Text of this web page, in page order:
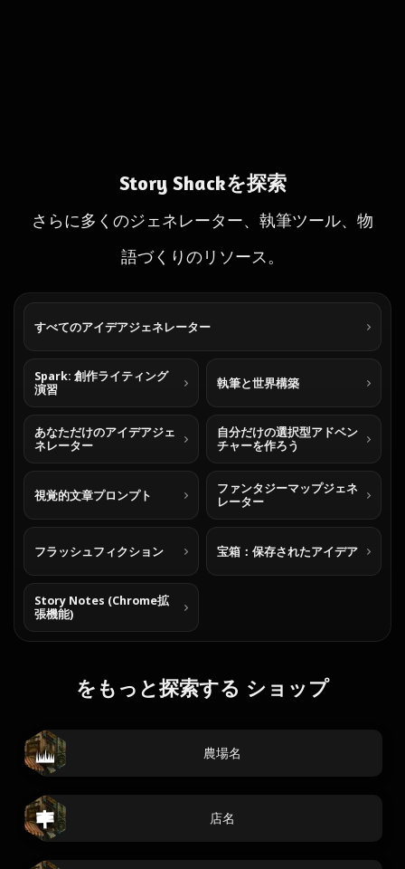
Story Shackを探索
さらに多くのジェネレーター、執筆ツール、物
語づくりのリソース。
すべてのアイデアジェネレーター
Spark: 創作ライティング
演習
執筆と世界構築
あなただけのアイデアジェ
ネレーター
自分だけの選択型アドベン
チャーを作ろう
視覚的文章プロンプト
ファンタジーマップジェネ
レーター
フラッシュフィクション 宝箱：保存されたアイデア
Story Notes (Chrome拡
張機能)
をもっと探索する ショップ
農場名
店名